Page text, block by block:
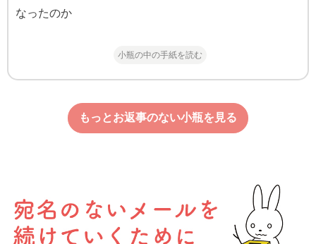
なったのか
小瓶の中の手紙を読む
もっとお返事のない小瓶を見る